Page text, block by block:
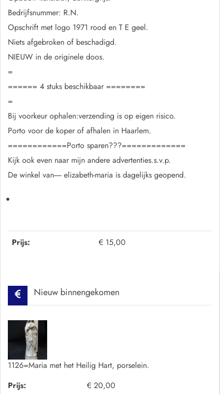
Prijs: € 15,00
Bedrijfsnummer: R.N.
Opschrift met logo 1971 rood en T E geel.
Niets afgebroken of beschadigd.
NIEUW in de originele doos.
=
====== 4 stuks beschikbaar ========
=
Bij voorkeur ophalen:verzending is op eigen risico.
Porto voor de koper of afhalen in Haarlem.
============Porto sparen???=============
Kijk ook even naar mijn andere advertenties.s.v.p.
De winkel van----- elizabeth-maria is dagelijks geopend.
Nieuw binnengekomen
1126=Maria met het Heilig Hart, porselein.
Prijs:
€ 20,00